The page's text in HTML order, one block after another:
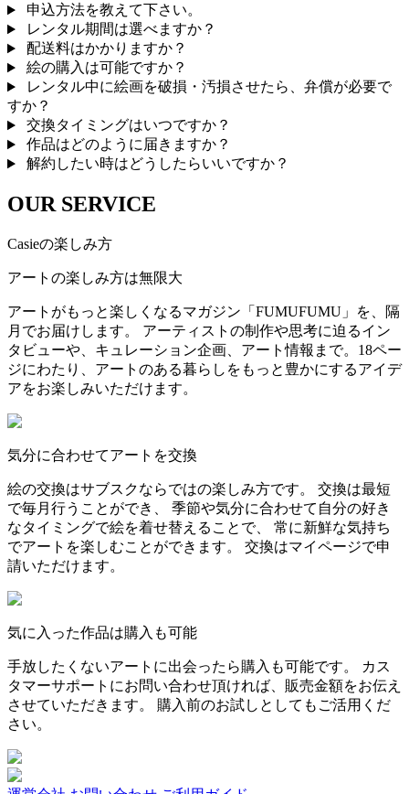
申込方法を教えて下さい。
レンタル期間は選べますか？
配送料はかかりますか？
絵の購入は可能ですか？
レンタル中に絵画を破損・汚損させたら、弁償が必要で
すか？
交換タイミングはいつですか？
作品はどのように届きますか？
解約したい時はどうしたらいいですか？
OUR SERVICE
Casieの楽しみ方
アートの楽しみ方は無限大
アートがもっと楽しくなるマガジン「FUMUFUMU」を、隔
月でお届けします。 アーティストの制作や思考に迫るイン
タビューや、キュレーション企画、アート情報まで。18ペー
ジにわたり、アートのある暮らしをもっと豊かにするアイデ
アをお楽しみいただけます。
気分に合わせてアートを交換
絵の交換はサブスクならではの楽しみ方です。 交換は最短
で毎月行うことができ、 季節や気分に合わせて自分の好き
なタイミングで絵を着せ替えることで、 常に新鮮な気持ち
でアートを楽しむことができます。 交換はマイページで申
請いただけます。
気に入った作品は購入も可能
手放したくないアートに出会ったら購入も可能です。 カス
タマーサポートにお問い合わせ頂ければ、販売金額をお伝え
させていただきます。 購入前のお試しとしてもご活用くだ
さい。